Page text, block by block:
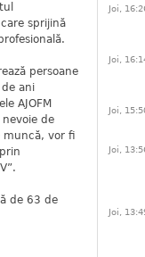
sprijină
persoane
ani
AJOFM
nevoie de
muncă, vor fi
de 63 de
Joi,
Joi,
Joi,
Joi,
Joi,